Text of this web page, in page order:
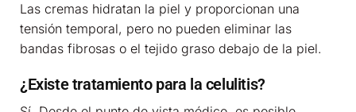
Las cremas hidratan la piel y proporcionan una
tensión temporal, pero no pueden eliminar las
bandas fibrosas o el tejido graso debajo de la piel.
¿Existe tratamiento para la celulitis?